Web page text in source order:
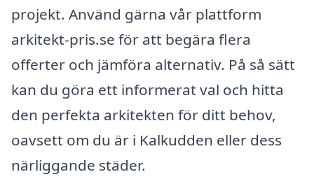
projekt. Använd gärna vår plattform
arkitekt-pris.se för att begära flera
offerter och jämföra alternativ. På så sätt
kan du göra ett informerat val och hitta
den perfekta arkitekten för ditt behov,
oavsett om du är i Kalkudden eller dess
närliggande städer.